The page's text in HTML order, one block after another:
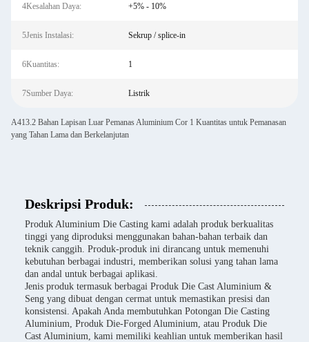
4Kesalahan Daya: +5% - 10%
5Jenis Instalasi: Sekrup / splice-in
6Kuantitas: 1
7Sumber Daya: Listrik
A413.2 Bahan Lapisan Luar Pemanas Aluminium Cor 1 Kuantitas untuk Pemanasan
yang Tahan Lama dan Berkelanjutan
Deskripsi Produk:
Produk Aluminium Die Casting kami adalah produk berkualitas
tinggi yang diproduksi menggunakan bahan-bahan terbaik dan
teknik canggih. Produk-produk ini dirancang untuk memenuhi
kebutuhan berbagai industri, memberikan solusi yang tahan lama
dan andal untuk berbagai aplikasi.
Jenis produk termasuk berbagai Produk Die Cast Aluminium &
Seng yang dibuat dengan cermat untuk memastikan presisi dan
konsistensi. Apakah Anda membutuhkan Potongan Die Casting
Aluminium, Produk Die-Forged Aluminium, atau Produk Die
Cast Aluminium, kami memiliki keahlian untuk memberikan hasil